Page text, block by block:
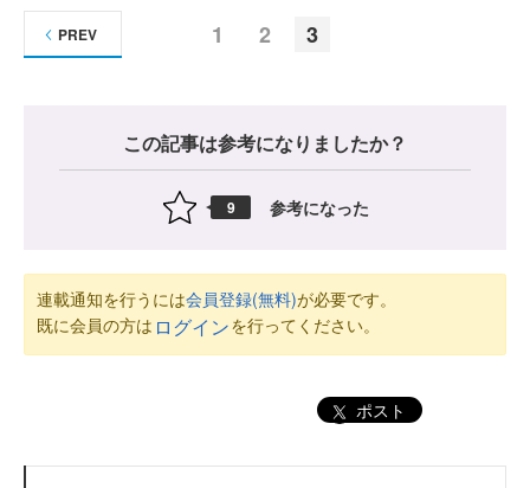
1 2 3
PREV
この記事は参考になりましたか？
9 参考になった
連載通知を行うには会員登録(無料)が必要です。
既に会員の方は ログインを行ってください。
ポスト